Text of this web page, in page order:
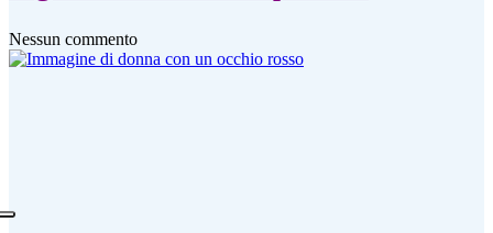
Nessun commento